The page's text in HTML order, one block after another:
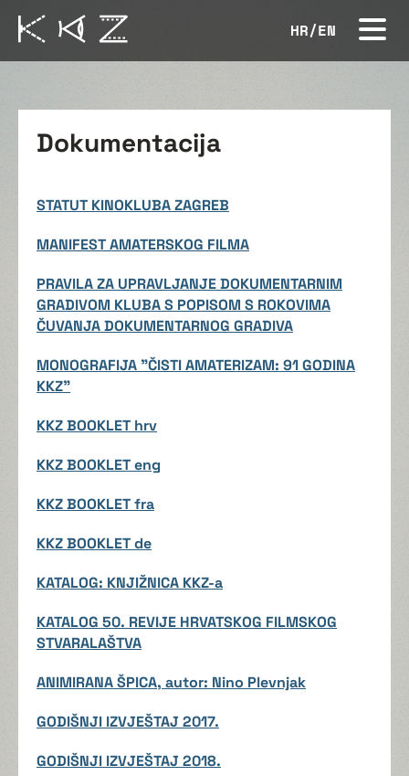
HR/EN
Dokumentacija
STATUT KINOKLUBA ZAGREB
MANIFEST AMATERSKOG FILMA
PRAVILA ZA UPRAVLJANJE DOKUMENTARNIM
GRADIVOM KLUBA S POPISOM S ROKOVIMA
ČUVANJA DOKUMENTARNOG GRADIVA
MONOGRAFIJA "ČISTI AMATERIZAM: 91 GODINA
KKZ"
KKZ BOOKLET hrv
KKZ BOOKLET eng
KKZ BOOKLET fra
KKZ BOOKLET de
KATALOG: KNJIŽNICA KKZ-a
KATALOG 50. REVIJE HRVATSKOG FILMSKOG
STVARALAŠTVA
ANIMIRANA ŠPICA, autor: Nino Plevnjak
GODIŠNJI IZVJEŠTAJ 2017.
GODIŠNJI IZVJEŠTAJ 2018.